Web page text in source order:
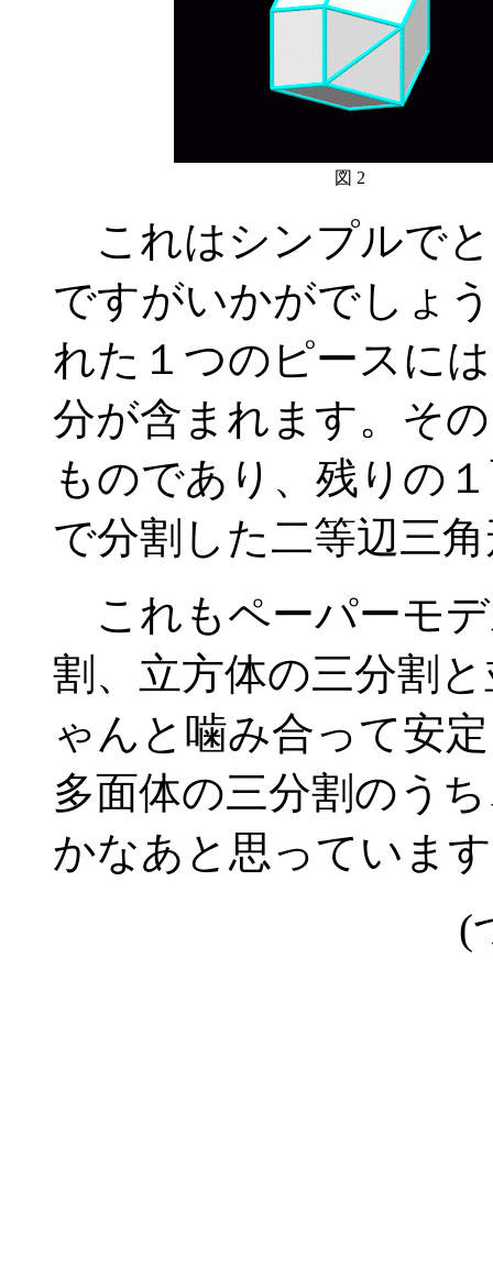
図 2
これはシンプルで
ですがいかがでしょ
れた１つのピースに
分が含まれます。そ
ものであり、残りの
で分割した二等辺三
これもペーパーモ
割、立方体の三分割
ゃんと噛み合って安
多面体の三分割のう
かなあと思っていま
(